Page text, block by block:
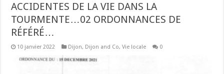
ACCIDENTES DE LA VIE DANS LA
TOURMENTE…02 ORDONNANCES DE
RÉFÉRÉ…
10 janvier 2022 Dijon, Dijon and Co,Vie locale 0